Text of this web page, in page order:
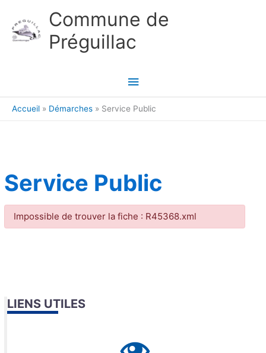
Commune de
Préguillac
Menu
principal
Accueil Démarches Service Public
Service Public
Impossible de trouver la fiche : R45368.xml
LIENS UTILES